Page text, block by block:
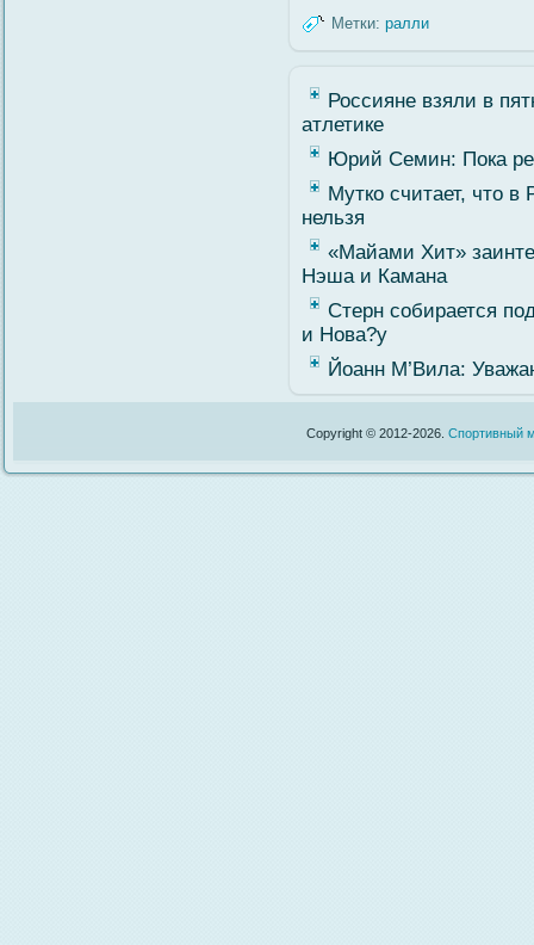
Метки: ралли
Россияне взяли в
атлетике
Юрий Семин: Пока
Мутко считает, что в
нельзя
«Майами Хит»
Нэша и Камана
Стерн собирается
и Нова?у
Йоанн М’Вила:
Copyright © 2012-2026. Спортивный